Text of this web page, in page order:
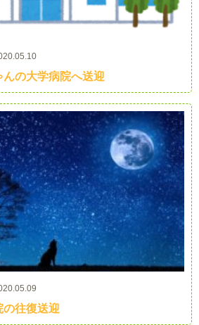
んの大学病院へ送迎
の往復送迎